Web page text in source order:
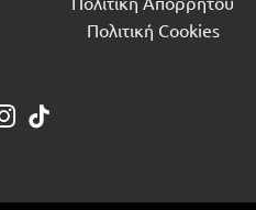
Πολιτική Cookies